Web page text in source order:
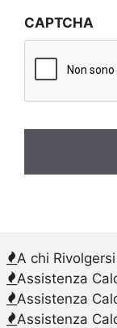
a
c
*
CAPTCHA
A chi
Assistenza
Assistenza
Assistenza